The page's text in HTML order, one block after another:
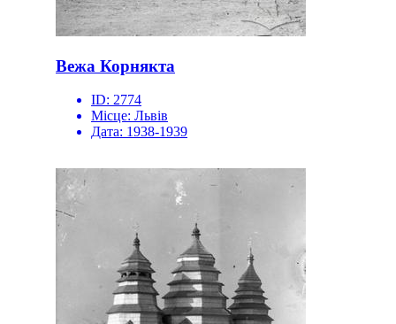
Вежа Корнякта
ID: 2774
Місце: Львів
Дата: 1938-1939